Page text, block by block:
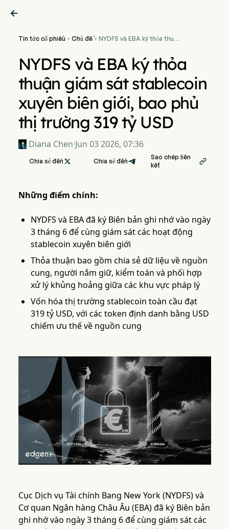

Tin tức cổ phiếu  Chủ đề NYDFS và EBA ký thỏa thuận
trường 319 tỷ USD
NYDFS và EBA ký thỏa
thuận giám sát stablecoin
xuyên biên giới, bao phủ
thị trường 319 tỷ USD
Diana Chen·Jun 03 2026, 07:36
Chia sẻ đến  Chia sẻ đến
Sao chép liên
kết

Những điểm chính:
NYDFS và EBA đã ký Biên bản ghi nhớ vào ngày
3 tháng 6 để cùng giám sát các hoạt động
stablecoin xuyên biên giới
Thỏa thuận bao gồm chia sẻ dữ liệu về nguồn
cung, người nắm giữ, kiểm toán và phối hợp
xử lý khủng hoảng giữa các khu vực pháp lý
Vốn hóa thị trường stablecoin toàn cầu đạt
319 tỷ USD, với các token định danh bằng USD
chiếm ưu thế về nguồn cung
Cục Dịch vụ Tài chính Bang New York (NYDFS) và
Cơ quan Ngân hàng Châu Âu (EBA) đã ký Biên bản
ghi nhớ vào ngày 3 tháng 6 để cùng giám sát các